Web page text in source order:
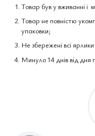
Товар був у вживанні і
Товар не повністю
упаковки;
Не збережені всі
Минуло 14 днів від дня